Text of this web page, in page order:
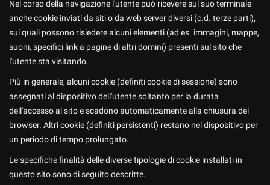
Nel corso della navigazione l'utente può ricevere sul suo terminale
anche cookie inviati da siti o da web server diversi (c.d. terze parti),
sui quali possono risiedere alcuni elementi (ad es. immagini, mappe,
suoni, specifici link a pagine di altri domini) presenti sul sito che
l'utente sta visitando.
Più in generale, alcuni cookie (definiti cookie di sessione) sono
assegnati al dispositivo dell'utente soltanto per la durata
dell'accesso al sito e scadono automaticamente alla chiusura del
browser. Altri cookie (definiti persistenti) restano nel dispositivo per
un periodo di tempo prolungato.
Le specifiche finalità delle diverse tipologie di cookie installati in
questo sito sono di seguito descritte.
seguito
descritte.
Per
ottenere
informazioni
sull'utilità
e
funzionamento
di
strumenti
di